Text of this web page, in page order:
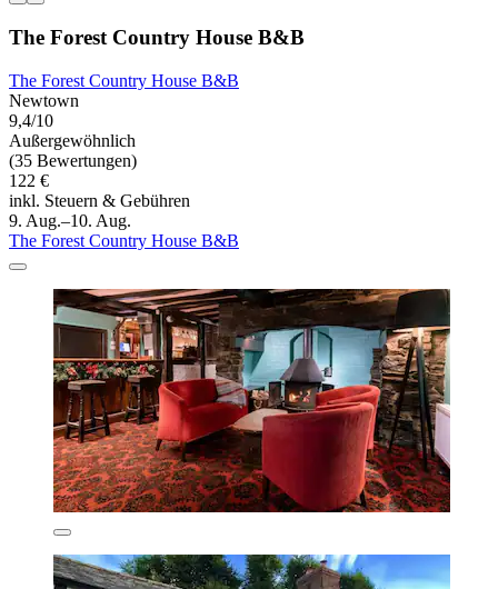
The Forest Country House B&B
The Forest Country House B&B
Newtown
9,4/10
Außergewöhnlich
(35 Bewertungen)
122 €
inkl. Steuern & Gebühren
9. Aug.–10. Aug.
The Forest Country House B&B